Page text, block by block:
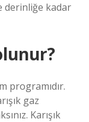
derinliğe kadar
programıdır.
gaz
Karışık